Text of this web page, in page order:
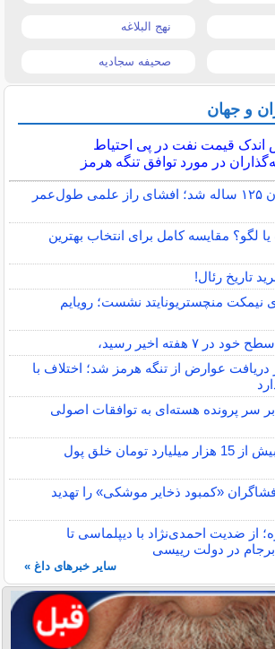
نهج البلاغه
صحیفه سجادیه
و جهان
اندک قیمت نفت در پی احتیاط
در مورد توافق تنگه هرمز
قدیمی‌ترین لامپ جهان ۱۲۵ ساله شد؛ افشای راز علمی طول‌عمر
لگو؟ مقایسه کامل برای انتخاب بهترین
تاریخ رئال!
نیمکت منچستریونایتد نشست؛ رویایم
۷ هفته اخیر رسید،
دریافت عوارض از تنگه هرمز شد؛ اختلاف با
بر سر پرونده هسته‌ای به توافقات اصولی
در سال 1404 روزانه بیش از 15 هزار میلیارد تومان خلق پول
«کمبود ذخایر موشکی» را تهدید
از ضدیت احمدی‌نژاد با دیپلماسی تا
در دولت رییسی
سایر خبرهای داغ »